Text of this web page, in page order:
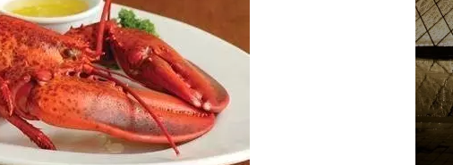
di
eventi
Eventi di aprile 2026 a
Rimini e dintorni
Marzo 31, 2026